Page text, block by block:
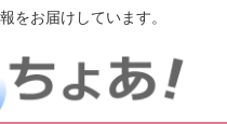
をお届けしています。